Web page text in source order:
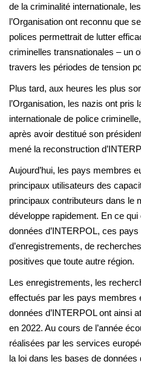
de la criminalité internationale,
l’Organisation ont reconnu que
polices permettrait de lutter
criminelles transnationales – un
travers les périodes de tension
Plus tard, aux heures les plus
l’Organisation, les nazis ont pris
internationale de police
après avoir destitué son
mené la reconstruction
Aujourd’hui, les pays membres
principaux utilisateurs des
principaux contributeurs dans le
développe rapidement. En ce
données d’INTERPOL, ces
d’enregistrements, de
positives que toute autre région.
Les enregistrements, les
effectués par les pays membres
données d’INTERPOL ont ainsi
en 2022. Au cours de l’année
réalisées par les services
la loi dans les bases de données